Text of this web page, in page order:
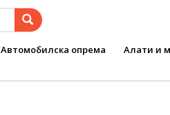
Автомобилска опрема Алати и